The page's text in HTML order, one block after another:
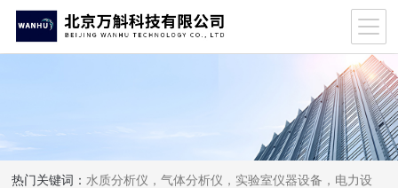
热门关键词： 水质分析仪，气体分析仪，实验室仪器设备，电力设